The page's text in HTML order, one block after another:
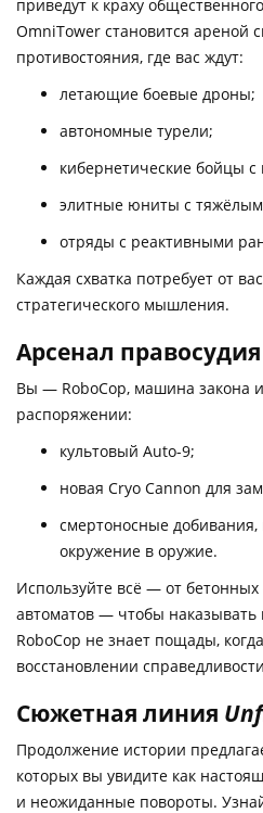
приведут к краху
OmniTower становится ареной
противостояния, где вас ждут:
летающие боевые дроны;
автономные турели;
кибернетические бойцы с
элитные юниты с
отряды с реактивными
Каждая схватка потребует от
стратегического мышления.
Арсенал правосудия
Вы — RoboCop, машина закона
распоряжении:
культовый Auto-9;
новая Cryo Cannon для
смертоносные
окружение в оружие.
Используйте всё — от бетонных
автоматов — чтобы наказывать
RoboCop не знает пощады,
восстановлении
Сюжетная линия
Продолжение истории
которых вы увидите как
и неожиданные повороты.